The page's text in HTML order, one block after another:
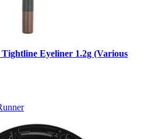
Eyeliner 1.2g (Various